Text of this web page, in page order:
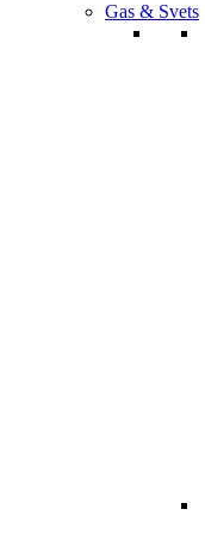
Gas & Svets